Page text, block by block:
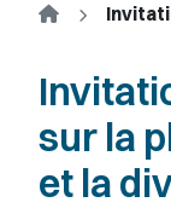
Accueil
sur la
et la